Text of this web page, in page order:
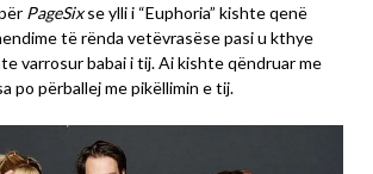
PageSixse ylli i “Euphoria” kishte qenë
të rënda vetëvrasëse pasi u kthye
varrosur babai i tij. Ai kishte qëndruar me
po përballej me pikëllimin e tij.